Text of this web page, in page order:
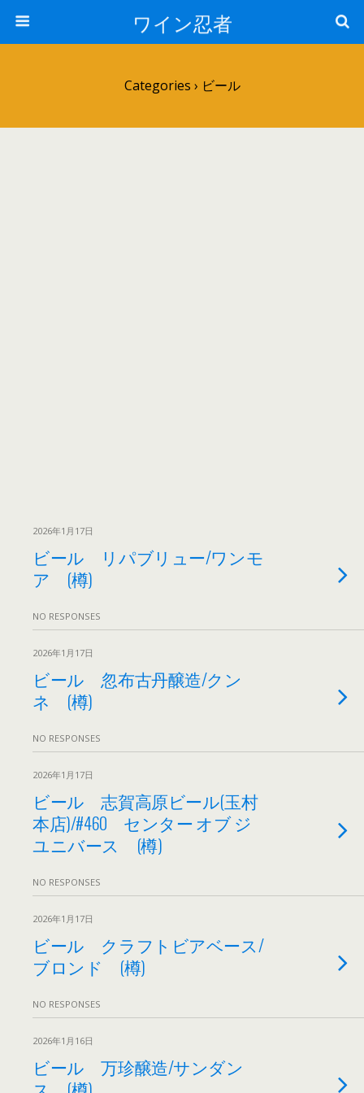
ワイン忍者
Categories › ビール
2026年1月17日
ビール リパブリュー/ワンモ
ア (樽)
NO RESPONSES
2026年1月17日
ビール 忽布古丹醸造/クン
ネ (樽)
NO RESPONSES
2026年1月17日
ビール 志賀高原ビール(玉村
本店)/#460 センター オブ ジ
ユニバース (樽)
NO RESPONSES
2026年1月17日
ビール クラフトビアベース/
ブロンド (樽)
NO RESPONSES
2026年1月16日
ビール 万珍醸造/サンダン